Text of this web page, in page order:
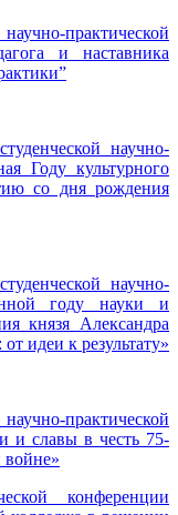
научно-практической
и наставника
научно-
Году культурного
со дня рождения
научно-
году науки и
князя Александра
идеи к результату»
практической
и славы в честь 75-
войне»
конференции